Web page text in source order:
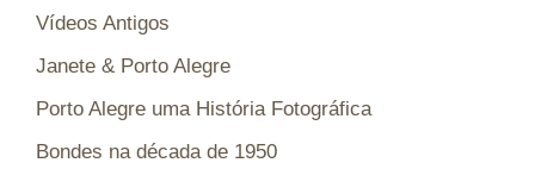
Vídeos Antigos
Janete & Porto Alegre
Porto Alegre uma História Fotográfica
Bondes na década de 1950